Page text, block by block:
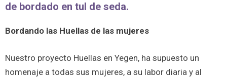
de bordado en tul de seda.
Bordando las Huellas de las mujeres
Nuestro proyecto Huellas en Yegen, ha supuesto un
homenaje a todas sus mujeres, a su labor diaria y al